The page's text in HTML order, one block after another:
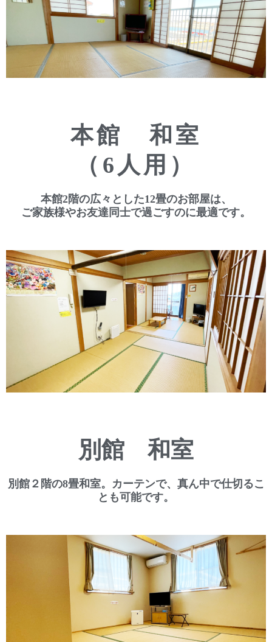
本館 和室
（6人用）
本館2階の広々とした12畳のお部屋は、
ご家族様やお友達同士で過ごすのに最適です。
別館 和室
別館２階の8畳和室。カーテンで、真ん中で仕切るこ
とも可能です。